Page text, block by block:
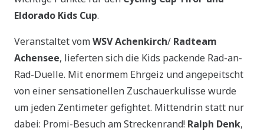
Eldorado Kids Cup.
Veranstaltet vomWSV Achenkirch/ Radteam
Achensee, lieferten sich die Kids packende Rad-an-
Rad-Duelle. Mit enormem Ehrgeiz und angepeitscht
von einer sensationellen Zuschauerkulisse wurde
um jeden Zentimeter gefightet. Mittendrin statt nur
dabei: Promi-Besuch am Streckenrand! Ralph Denk,